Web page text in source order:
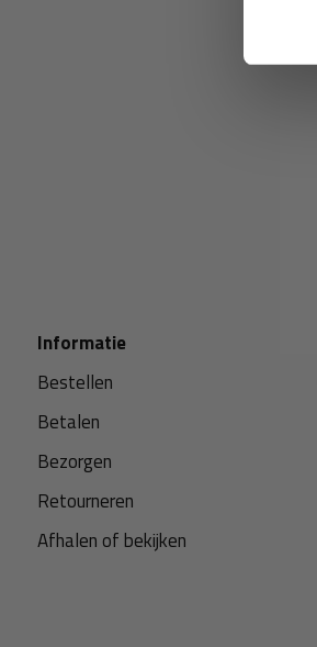
Informatie
Bestellen
Betalen
Bezorgen
Retourneren
Afhalen of bekijken